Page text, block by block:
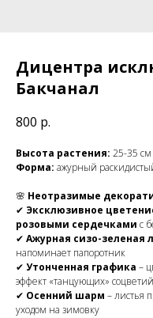
Дицентра
Бакчанал
800 р.
Высота растения: 25-35 см
Форма: ажурный
🌸 Неотразимые
✔ Эксклюзивное
розовыми сердечками с
✔ Ажурная сизо-зеленая
напоминает папоротник
✔ Утонченная графика –
эффект «танцующих» соцветий
✔ Осенний шарм – листья
уходом на зимовку